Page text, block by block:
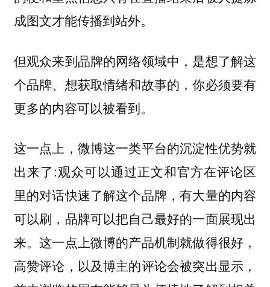
成图文才能传播到站外。
但观众来到品牌的网络领域中，是想了解这
个品牌、想获取情绪和故事的，你必须要有
更多的内容可以被看到。
这一点上，微博这一类平台的沉淀性优势就
出来了:观众可以通过正文和官方在评论区
里的对话快速了解这个品牌，有大量的内容
可以刷，品牌可以把自己最好的一面展现出
来。这一点上微博的产品机制就做得很好，
高赞评论，以及博主的评论会被突出显示，